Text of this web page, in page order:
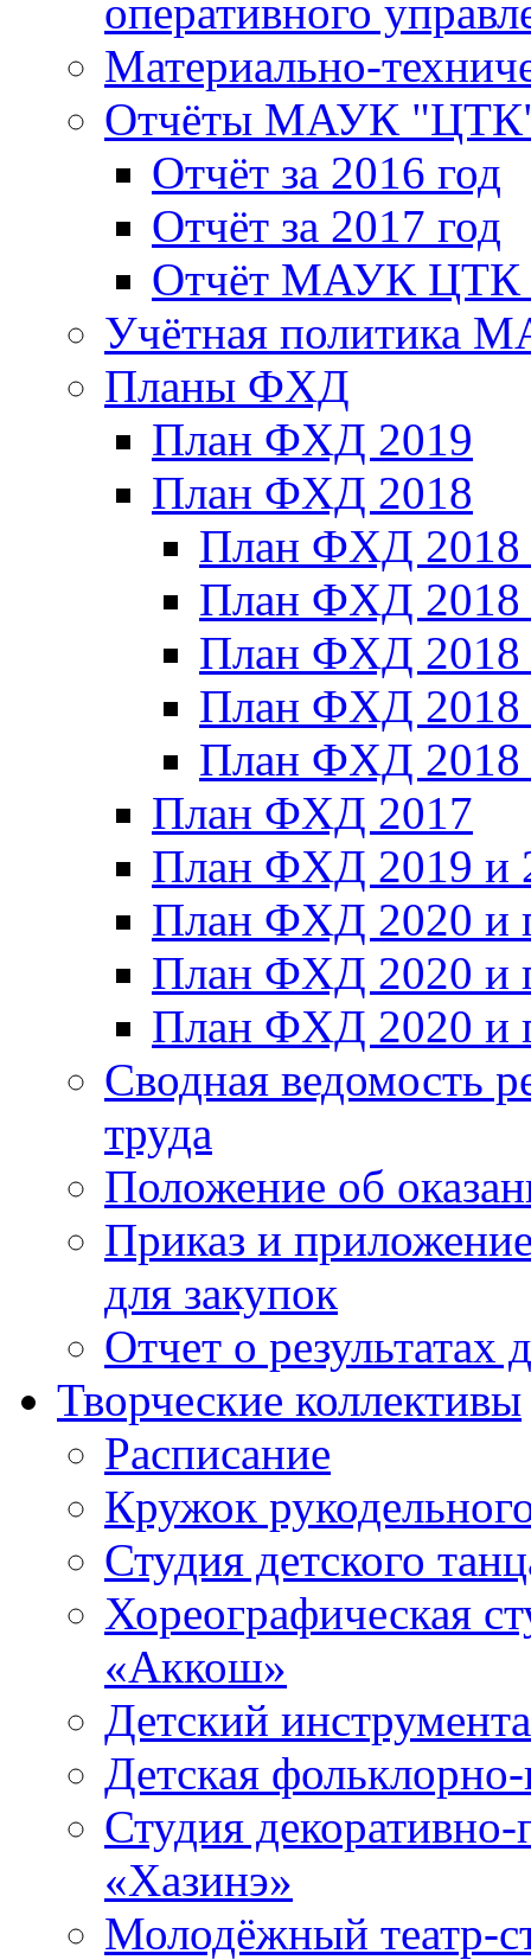
оперативного
Материально-
Отчёты МАУК
Отчёт за 2016 год
Отчёт за 2017 год
Отчёт МАУК ЦТК
Учётная политика
Планы ФХД
План ФХД 2019
План ФХД 2018
План ФХД
План ФХД
План ФХД
План ФХД
План ФХД
План ФХД 2017
План ФХД 2019 и
План ФХД 2020 и
План ФХД 2020 и
План ФХД 2020 и
Сводная ведомость
труда
Положение об
Приказ и
для закупок
Отчет о результатах
Творческие коллективы
Расписание
Кружок
Студия детского
Хореографическая
«Аккош»
Детский
Детская
Студия декоративно-
«Хазинэ»
Молодёжный театр-